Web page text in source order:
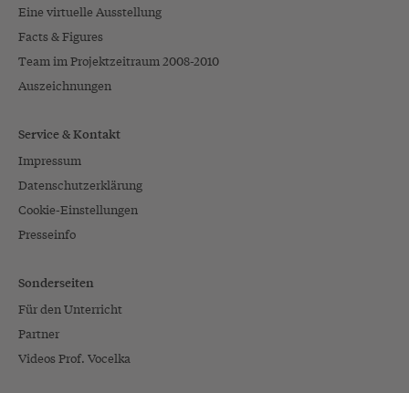
Eine virtuelle Ausstellung
Facts & Figures
Team im Projektzeitraum 2008-2010
Auszeichnungen
Service & Kontakt
Impressum
Datenschutzerklärung
Cookie-Einstellungen
Presseinfo
Sonderseiten
Für den Unterricht
Partner
Videos Prof. Vocelka